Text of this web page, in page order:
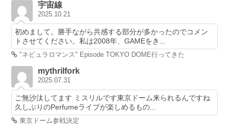
宇宙線
2025.10.21
初めまして。勝手ながら共感する部分が多かったのでコメン
トさせてください。私は2008年、GAMEをき...
"ネビュラロマンス" Episode TOKYO DOME行ってきた
mythrilfork
2025.07.31
ご無沙汰してます ミスリルです東京ドーム来られるんですね
久しぶりのPerfumeライブが楽しめるもの...
東京ドーム参戦決定